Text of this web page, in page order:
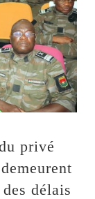
privé
délais